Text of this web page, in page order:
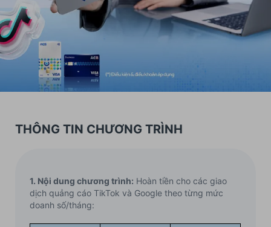
THÔNG TIN CHƯƠNG TRÌNH
1. Nội dung chương trình: Hoàn tiền cho các giao
dịch quảng cáo TikTok và Google theo từng mức
doanh số/tháng: